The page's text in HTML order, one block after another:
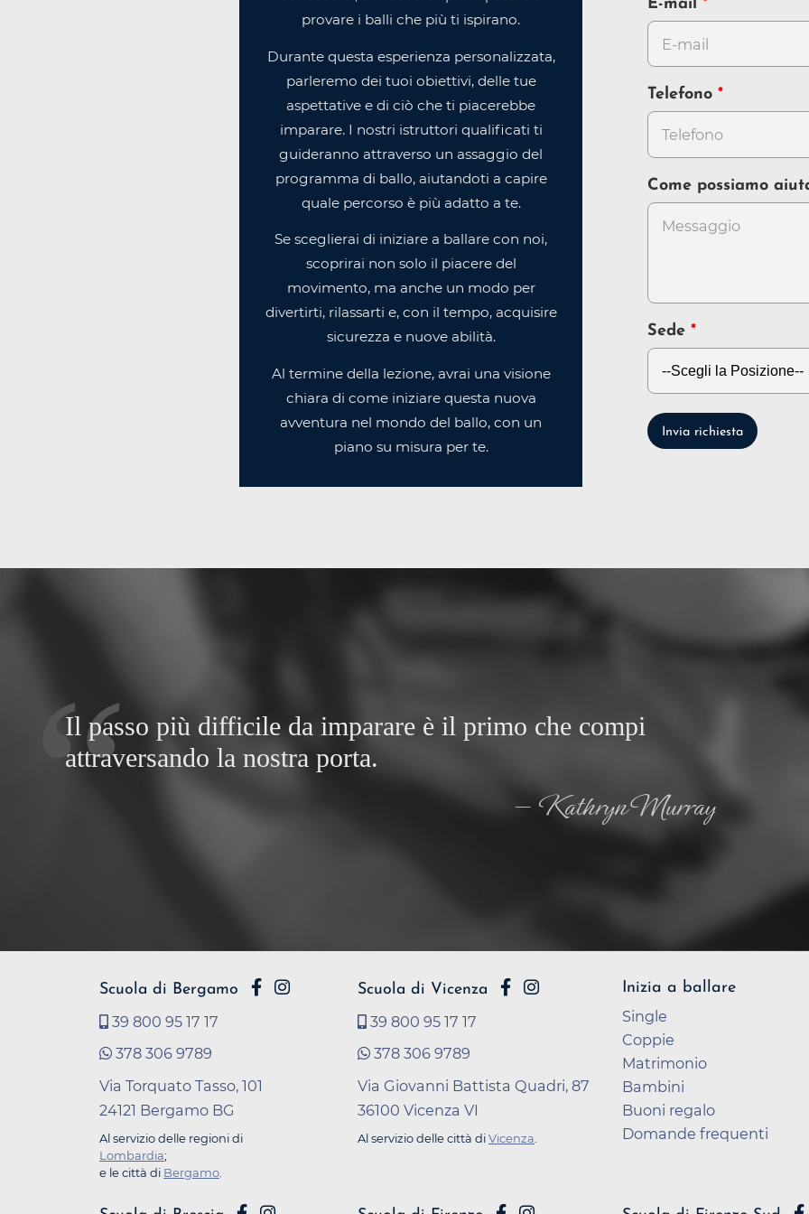
provare i balli che più ti ispirano.
Durante questa esperienza personalizzata,
parleremo dei tuoi obiettivi, delle tue
aspettative e di ciò che ti piacerebbe
imparare. I nostri istruttori qualificati ti
guideranno attraverso un assaggio del
programma di ballo, aiutandoti a capire
quale percorso è più adatto a te.
Se sceglierai di iniziare a ballare con noi,
scoprirai non solo il piacere del
movimento, ma anche un modo per
divertirti, rilassarti e, con il tempo, acquisire
sicurezza e nuove abilità.
Al termine della lezione, avrai una visione
chiara di come iniziare questa nuova
avventura nel mondo del ballo, con un
piano su misura per te.
E-mail
Telefono
Come possiamo
Sede
Invia richiesta
Il passo più difficile da imparare è il primo che compi
attraversando la nostra porta.
— Kathryn Murray
Inizia a ballare
Single
Coppie
Matrimonio
Bambini
Buoni regalo
Domande frequenti
Scuola di Bergamo
39 800 95 17 17
378 306 9789
Via Torquato Tasso, 101
24121 Bergamo BG
Al servizio delle regioni di
Lombardia;
e le città di Bergamo
Scuola di Vicenza
39 800 95 17 17
378 306 9789
Via Giovanni Battista Quadri, 87
36100 Vicenza VI
Al servizio delle città diVicenza